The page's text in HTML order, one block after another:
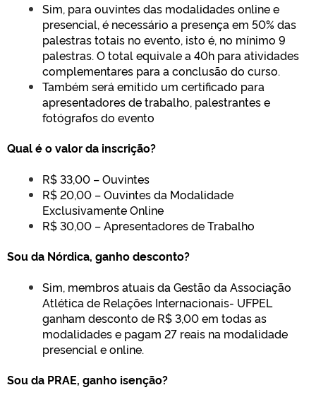
Sim, para ouvintes das modalidades online e
presencial, é necessário a presença em 50% das
palestras totais no evento, isto é, no mínimo 9
palestras. O total equivale a 40h para atividades
complementares para a conclusão do curso.
Também será emitido um certificado para
apresentadores de trabalho, palestrantes e
fotógrafos do evento
Qual é o valor da inscrição?
R$ 33,00 – Ouvintes
R$ 20,00 – Ouvintes da Modalidade
Exclusivamente Online
R$ 30,00 – Apresentadores de Trabalho
Sou da Nórdica, ganho desconto?
Sim, membros atuais da Gestão da Associação
Atlética de Relações Internacionais- UFPEL
ganham desconto de R$ 3,00 em todas as
modalidades e pagam 27 reais na modalidade
presencial e online.
Sou da PRAE, ganho isenção?